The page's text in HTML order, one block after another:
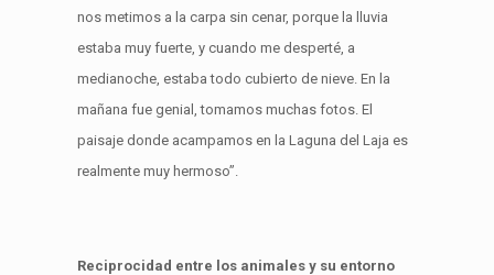
nos metimos a la carpa sin cenar, porque la lluvia
estaba muy fuerte, y cuando me desperté, a
medianoche, estaba todo cubierto de nieve. En la
mañana fue genial, tomamos muchas fotos. El
paisaje donde acampamos en la Laguna del Laja es
realmente muy hermoso”.
Reciprocidad entre los animales y su entorno